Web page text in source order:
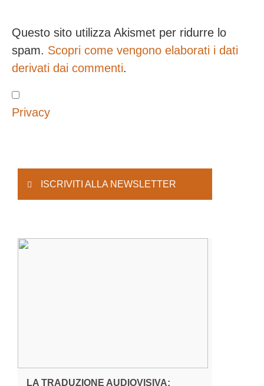
Questo sito utilizza Akismet per ridurre lo
spam. Scopri come vengono elaborati i dati
derivati dai commenti.
Privacy
ISCRIVITI ALLA NEWSLETTER
LA TRADUZIONE AUDIOVISIVA: